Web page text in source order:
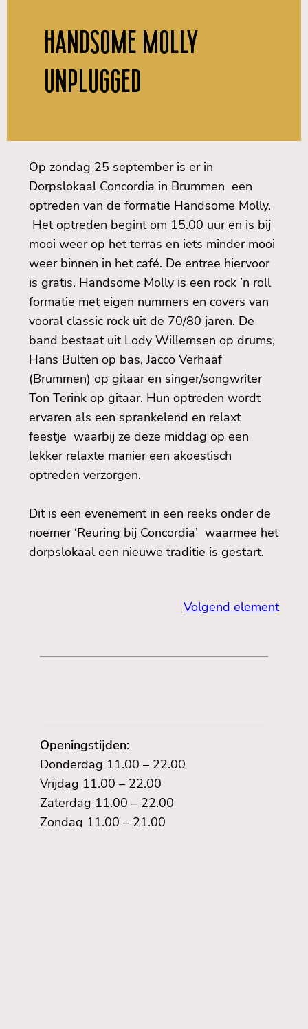
Handsome Molly
Unplugged
Op zondag 25 september is er in
Dorpslokaal Concordia in Brummen een
optreden van de formatie Handsome Molly.
Het optreden begint om 15.00 uur en is bij
mooi weer op het terras en iets minder mooi
weer binnen in het café. De entree hiervoor
is gratis. Handsome Molly is een rock ’n roll
formatie met eigen nummers en covers van
vooral classic rock uit de 70/80 jaren. De
band bestaat uit Lody Willemsen op drums,
Hans Bulten op bas, Jacco Verhaaf
(Brummen) op gitaar en singer/songwriter
Ton Terink op gitaar. Hun optreden wordt
ervaren als een sprankelend en relaxt
feestje waarbij ze deze middag op een
lekker relaxte manier een akoestisch
optreden verzorgen.
Dit is een evenement in een reeks onder de
noemer ‘Reuring bij Concordia’ waarmee het
dorpslokaal een nieuwe traditie is gestart.
Volgend element
Openingstijden:
Donderdag 11.00 – 22.00
Vrijdag 11.00 – 22.00
Zaterdag 11.00 – 22.00
Zondag 11.00 – 21.00